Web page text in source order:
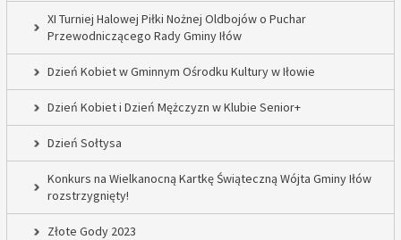
XI Turniej Halowej Piłki Nożnej Oldbojów o Puchar
Przewodniczącego Rady Gminy Iłów
Dzień Kobiet w Gminnym Ośrodku Kultury w Iłowie
Dzień Kobiet i Dzień Mężczyzn w Klubie Senior+
Dzień Sołtysa
Konkurs na Wielkanocną Kartkę Świąteczną Wójta Gminy Iłów
rozstrzygnięty!
Złote Gody 2023